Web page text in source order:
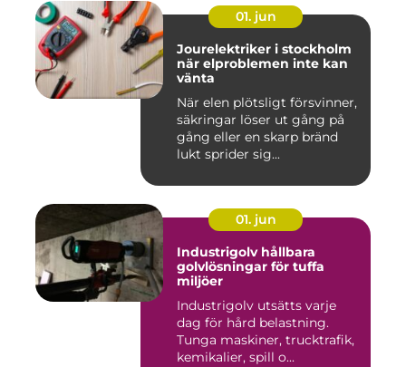
01. jun
Jourelektriker i stockholm
när elproblemen inte kan
vänta
När elen plötsligt försvinner,
säkringar löser ut gång på
gång eller en skarp bränd
lukt sprider sig...
01. jun
Industrigolv hållbara
golvlösningar för tuffa
miljöer
Industrigolv utsätts varje
dag för hård belastning.
Tunga maskiner, trucktrafik,
kemikalier, spill o...